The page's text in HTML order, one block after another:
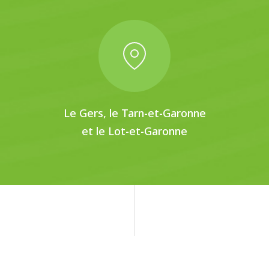
Le Gers, le Tarn-et-Garonne
et le Lot-et-Garonne